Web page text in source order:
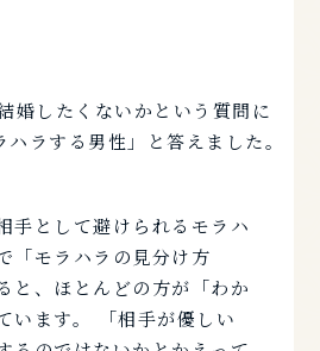
婚したくないかという質問に
ラする男性」と答えました。
手として避けられるモラハ
「モラハラの見分け方
と、ほとんどの方が「わか
います。 「相手が優しい